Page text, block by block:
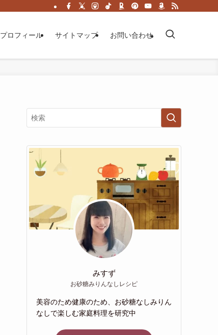
プロフィール サイトマップ お問い合わせ
みすず
お砂糖みりんなしレシピ
美容のため健康のため、お砂糖なしみりん
なしで楽しむ家庭料理を研究中